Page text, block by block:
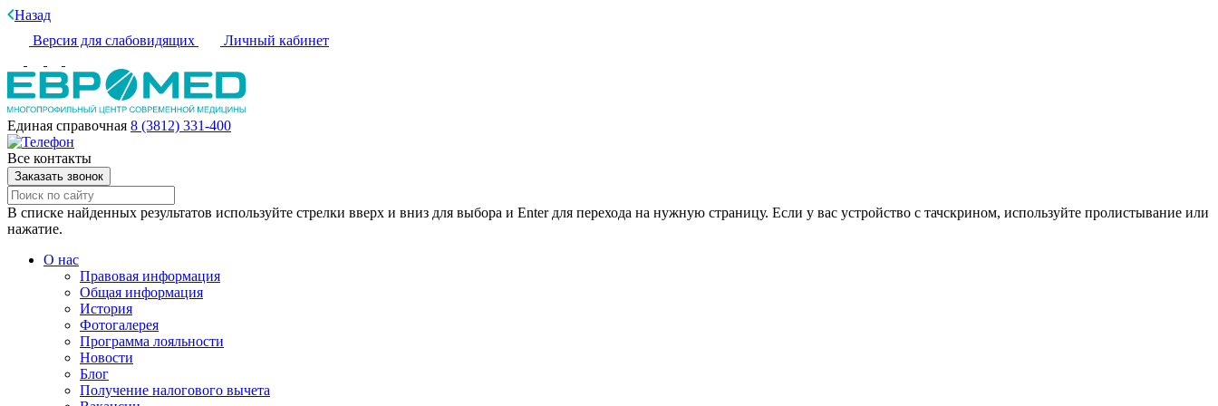
Назад
Версия для слабовидящих
Личный кабинет
Единая справочная 8 (3812) 331-400
Все контакты
Заказать звонок
В списке найденных результатов используйте стрелки вверх и вниз для выбора и Enter для перехода на нужную страницу. Если у вас устройство с тачскрином, используйте пролистывание или
нажатие.
О нас
Правовая информация
Общая информация
История
Фотогалерея
Программа лояльности
Новости
Блог
Получение налогового вычета